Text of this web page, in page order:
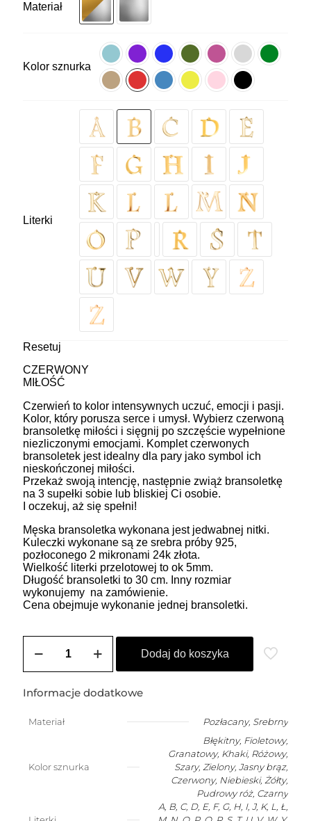
Materiał
Kolor sznurka
Literki
Resetuj
CZERWONY
MIŁOŚĆ
Czerwień to kolor intensywnych uczuć, emocji i pasji.
Kolor, który porusza serce i umysł. Wybierz czerwoną
bransoletkę miłości i sięgnij po szczęście wypełnione
niezliczonymi emocjami. Komplet czerwonych
bransoletek jest idealny dla pary jako symbol ich
nieskończonej miłości.
Przekaż swoją intencję, następnie zwiąż bransoletkę
na 3 supełki sobie lub bliskiej Ci osobie.
I oczekuj, aż się spełni!
Męska bransoletka wykonana jest jedwabnej nitki.
Kuleczki wykonane są ze srebra próby 925,
pozłoconego 2 mikronami 24k złota.
Wielkość literki przelotowej to ok 5mm.
Długość bransoletki to 30 cm. Inny rozmiar
wykonujemy na zamówienie.
Cena obejmuje wykonanie jednej bransoletki.
Bransoletka
szczęście
dowolną
literką
Dodaj do koszyka
Informacje dodatkowe
Materiał Pozłacany, Srebrny
Kolor sznurka
Błękitny, Fioletowy,
Granatowy, Khaki, Różowy,
Szary, Zielony, Jasny brąz,
Czerwony, Niebieski, Żółty,
Pudrowy róż, Czarny
A, B, C, D, E, F, G, H, I, J, K, L, Ł,